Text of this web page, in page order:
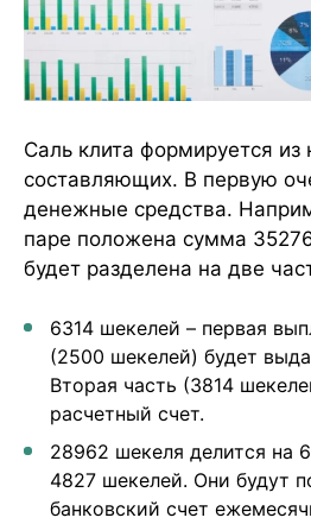
Саль клита формируется из
составляющих. В первую
денежные средства.
паре положена сумма
будет разделена на две
6314 шекелей – первая
(2500 шекелей) будет
Вторая часть (3814
расчетный счет.
28962 шекеля делится на
4827 шекелей. Они будут
банковский счет